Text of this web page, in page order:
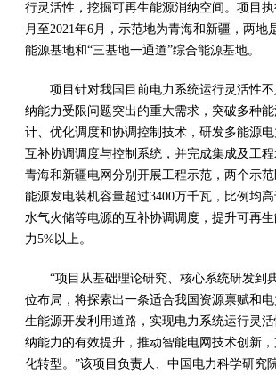
行灵活性，挖掘可再生能源消纳空间。项目执
月至2021年6月，示范地为青海和新疆，两地
能源基地和“三基地一通道”综合能源基地。
项目针对我国目前电力系统运行灵活性
纳能力受限问题突出的重大需求，突破多种
计、优化调度和协调控制技术，研发多能源电
互补协调调度与控制系统，并完成集成及工
青海和新疆电网分别开展工程示范，两个示
能源发电装机容量超过3400万千瓦，比例均
水气火储等电源的互补协调调度，提升可再
力5%以上。
“项目从基础理论研究、核心系统研发到
位布局，将探索出一条适合我国资源禀赋和
生能源开发利用道路，实现电力系统运行灵
纳能力的有效提升，推动智能电网技术创新
化转型。”该项目负责人、中国电力科学研究